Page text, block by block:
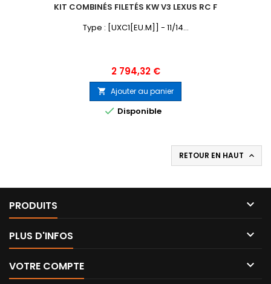
KIT COMBINÉS FILETÉS KW V3 LEXUS RC F
Type : [UXC1[EU.M]] - 11/14...
Prix
2 794,32 €
 Ajouter au panier
 Disponible
RETOUR EN HAUT 
PRODUITS 
PLUS D'INFOS 
VOTRE COMPTE 